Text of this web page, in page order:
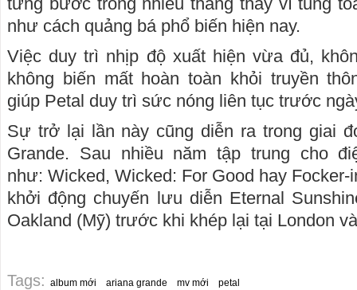
như cách quảng bá phổ biến hiện nay.
Việc duy trì nhịp độ xuất hiện vừa đủ,
không biến mất hoàn toàn khỏi truyền
giúp Petal duy trì sức nóng liên tục trước
Sự trở lại lần này cũng diễn ra trong giai
Grande. Sau nhiều năm tập trung cho
như: Wicked, Wicked: For Good hay
khởi động chuyến lưu diễn Eternal
Oakland (Mỹ) trước khi khép lại tại London
Tags: album mới ariana grande mv mới petal